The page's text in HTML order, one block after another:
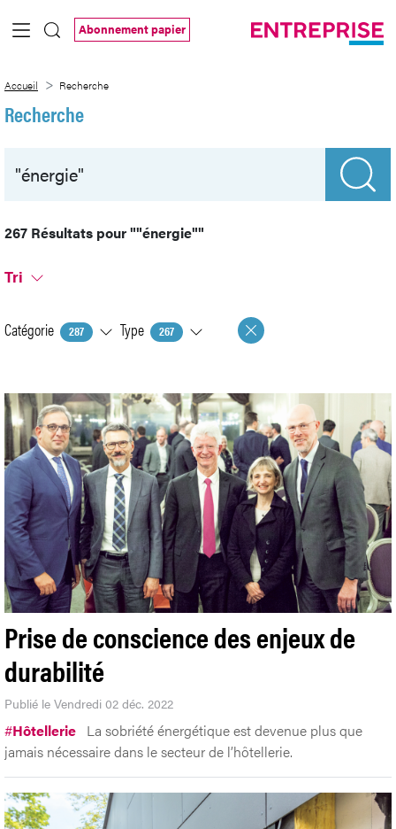
Saut au contenu principal
Abonnement papier
Accueil Recherche
Recherche
267 Résultats pour""énergie""
Tri
Catégorie 287 Type 267
Prise de conscience des enjeux de
durabilité
Publié le Vendredi 02 déc. 2022
#Hôtellerie La sobriété énergétique est devenue plus que
jamais nécessaire dans le secteur de l’hôtellerie.